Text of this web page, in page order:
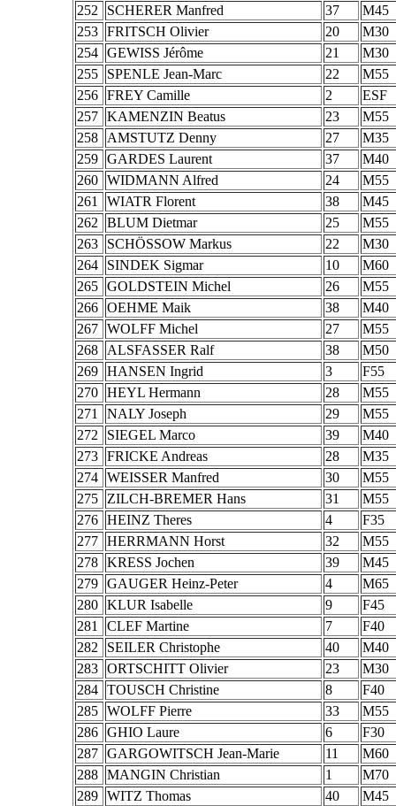
252
SCHERER Manfred 37
M45
253
FRITSCH Olivier 20
M30
254
GEWISS Jérôme 21
M30
255
SPENLE Jean-Marc 22
M55
256
FREY Camille 2
ESF
257
KAMENZIN Beatus 23
M55
258
AMSTUTZ Denny 27
M35
259
GARDES Laurent 37
M40
260
WIDMANN Alfred 24
M55
261
WIATR Florent 38
M45
262
BLUM Dietmar 25
M55
263
SCHÖSSOW Markus 22
M30
264
SINDEK Sigmar 10
M60
265
GOLDSTEIN Michel 26
M55
266
OEHME Maik 38
M40
267
WOLFF Michel 27
M55
268
ALSFASSER Ralf 38
M50
269
HANSEN Ingrid 3
F55
270
HEYL Hermann 28
M55
271
NALY Joseph 29
M55
272
SIEGEL Marco 39
M40
273
FRICKE Andreas 28
M35
274
WEISSER Manfred 30
M55
275
ZILCH-BREMER Hans 31
M55
276
HEINZ Theres 4
F35
277
HERRMANN Horst 32
M55
278
KRESS Jochen 39
M45
279
GAUGER Heinz-Peter 4
M65
280
KLUR Isabelle 9
F45
281
CLEF Martine 7
F40
282
SEILER Christophe 40
M40
283
ORTSCHITT Olivier 23
M30
284
TOUSCH Christine 8
F40
285
WOLFF Pierre 33
M55
286
GHIO Laure 6
F30
287
GARGOWITSCH Jean-Marie 11
M60
288
MANGIN Christian 1
M70
289
WITZ Thomas 40 M45